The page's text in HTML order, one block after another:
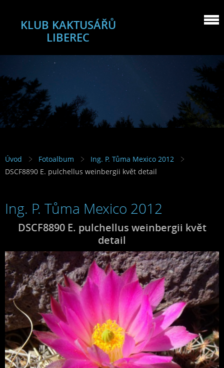
KLUB KAKTUSÁŘŮ
LIBEREC
Úvod Fotoalbum
Ing. P. Tůma Mexico 2012
DSCF8890 E. pulchellus weinbergii květ detail
Ing. P. Tůma Mexico 2012
DSCF8890 E. pulchellus weinbergii květ
detail